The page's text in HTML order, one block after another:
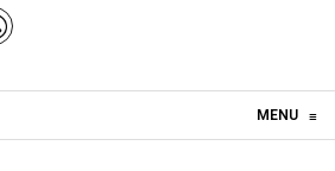
MENU ≡